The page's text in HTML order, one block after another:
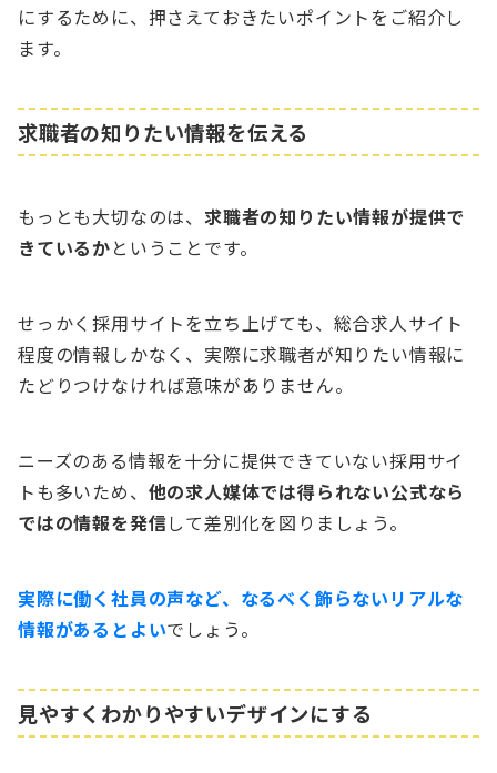
にするために、押さえておきたいポイントをご紹介し
ます。
求職者の知りたい情報を伝える
もっとも大切なのは、 求職者の知りたい情報が提供で
きているかということです。
せっかく採用サイトを立ち上げても、総合求人サイト
程度の情報しかなく、実際に求職者が知りたい情報に
たどりつけなければ意味がありません。
ニーズのある情報を十分に提供できていない採用サイ
トも多いため、 他の求人媒体では得られない公式なら
ではの情報を発信して差別化を図りましょう。
実際に働く社員の声など、なるべく飾らないリアルな
情報があるとよいでしょう。
見やすくわかりやすいデザインにする